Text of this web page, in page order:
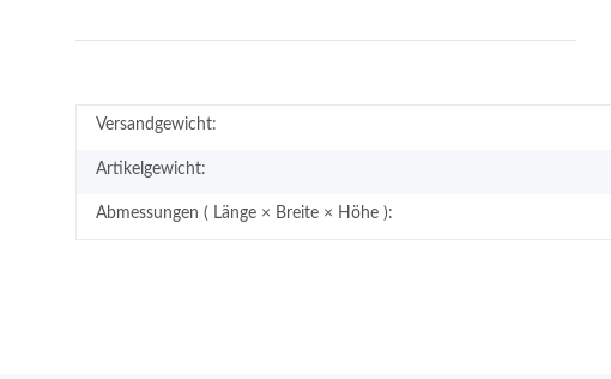
Versandgewicht:
Artikelgewicht:
Abmessungen ( Länge × Breite × Höhe ):